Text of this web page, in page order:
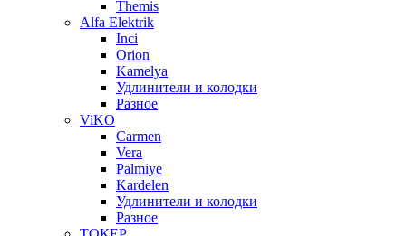
Themis
Alfa Elektrik
Inci
Orion
Kamelya
Удлинители и колодки
Разное
ViKO
Carmen
Vera
Palmiye
Kardelen
Удлинители и колодки
Разное